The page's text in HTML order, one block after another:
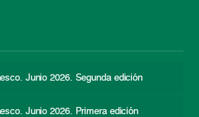
Junio 2026. Segunda edición
Junio 2026. Primera edición